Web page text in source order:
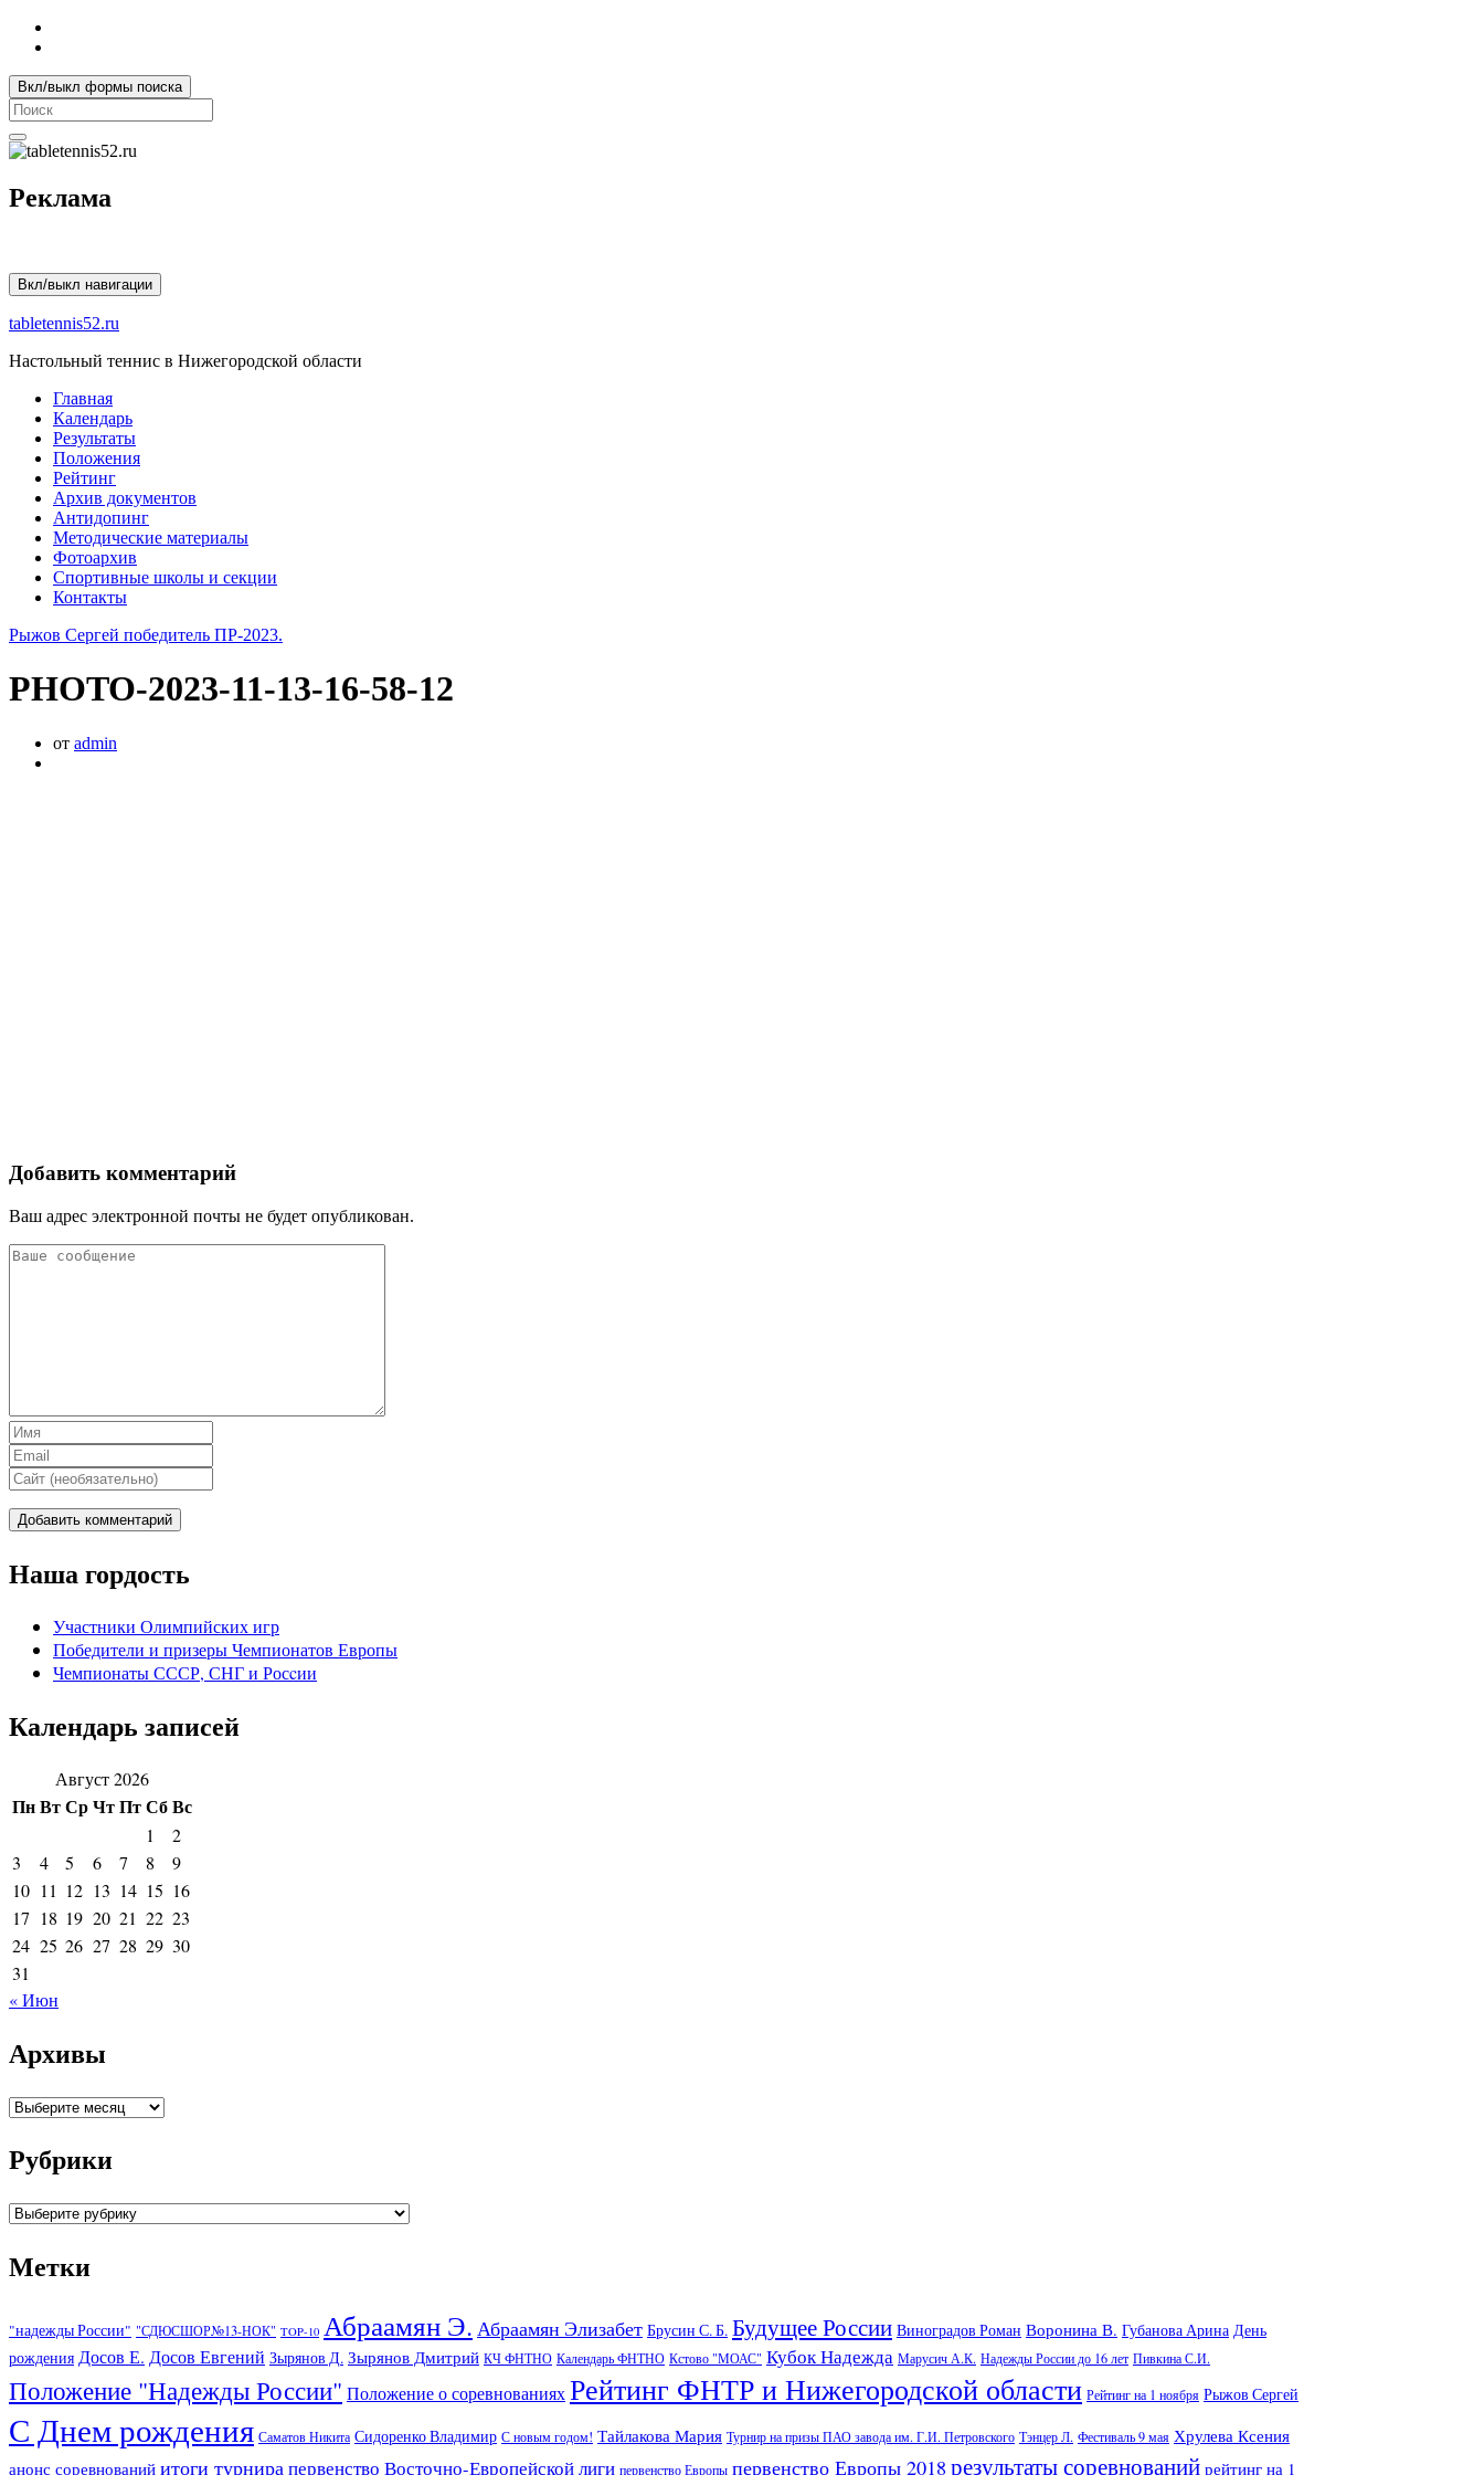
Вкл/выкл формы поиска
Search
for:
Реклама
Вкл/выкл навигации
tabletennis52.ru
Настольный теннис в Нижегородской области
Главная
Календарь
Результаты
Положения
Рейтинг
Архив документов
Антидопинг
Методические материалы
Фотоархив
Спортивные школы и секции
Контакты
Рыжов Сергей победитель ПР-2023.
PHOTO-2023-11-13-16-58-12
от admin
Добавить комментарий
Ваш адрес электронной почты не будет опубликован.
Наша гордость
Участники Олимпийских игр
Победители и призеры Чемпионатов Европы
Чемпионаты СССР, СНГ и Росcии
Календарь записей
Август 2026
ПнВтСрЧтПтСбВс
1
2
3
4 5 6 7 8
9
10 11 12 13 14 15 16
17 18 19 20 21 22 23
24 25 26 27 28 29 30
31
« Июн
Архивы
Архивы
Рубрики
Рубрики
Метки
"надежды России" "СДЮСШОР№13-НОК" TOP-10 Абраамян Э. Абраамян Элизабет Брусин С. Б. Будущее России Виноградов Роман Воронина В. Губанова Арина День
рождения Досов Е. Досов Евгений Зырянов Д. Зырянов Дмитрий КЧ ФНТНО Календарь ФНТНО Кстово "МОАС" Кубок Надежда Марусич А.К. Надежды России до 16 лет Пивкина С.И.
Положение "Надежды России" Положение о соревнованияхРейтинг ФНТР и Нижегородской области Рейтинг на 1 ноября Рыжов Сергей
С Днем рождения Саматов Никита Сидоренко Владимир С новым годом! Тайлакова Мария Турнир на призы ПАО завода им. Г.И. Петровского Тэнцер Л. Фестиваль 9 мая Хрулева Ксения
анонс соревнований итоги турнирапервенство Восточно-Европейской лиги первенство Европы первенство Европы 2018 результаты соревнований рейтинг на 1